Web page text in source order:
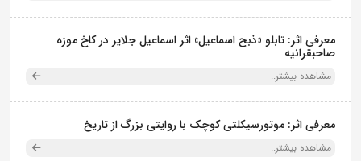
معرفی اثر: تابلو «ذبح اسماعیل» اثر اسماعیل جلایر در کاخ موزه
صاحبقرانیه
مشاهده بیشتر..
معرفی اثر: موتورسیکلتی کوچک با روایتی بزرگ از تاریخ
مشاهده بیشتر..